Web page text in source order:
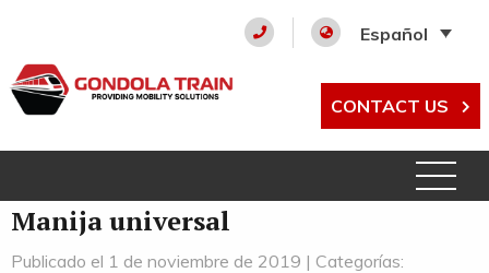
Español
CONTACT US
Manija universal
Publicado el 1 de noviembre de 2019 | Categorías: